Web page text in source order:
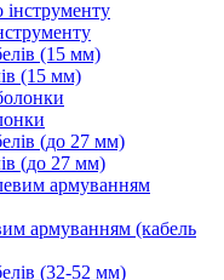
(15 мм)
(до 27 мм)
армуванням (кабель